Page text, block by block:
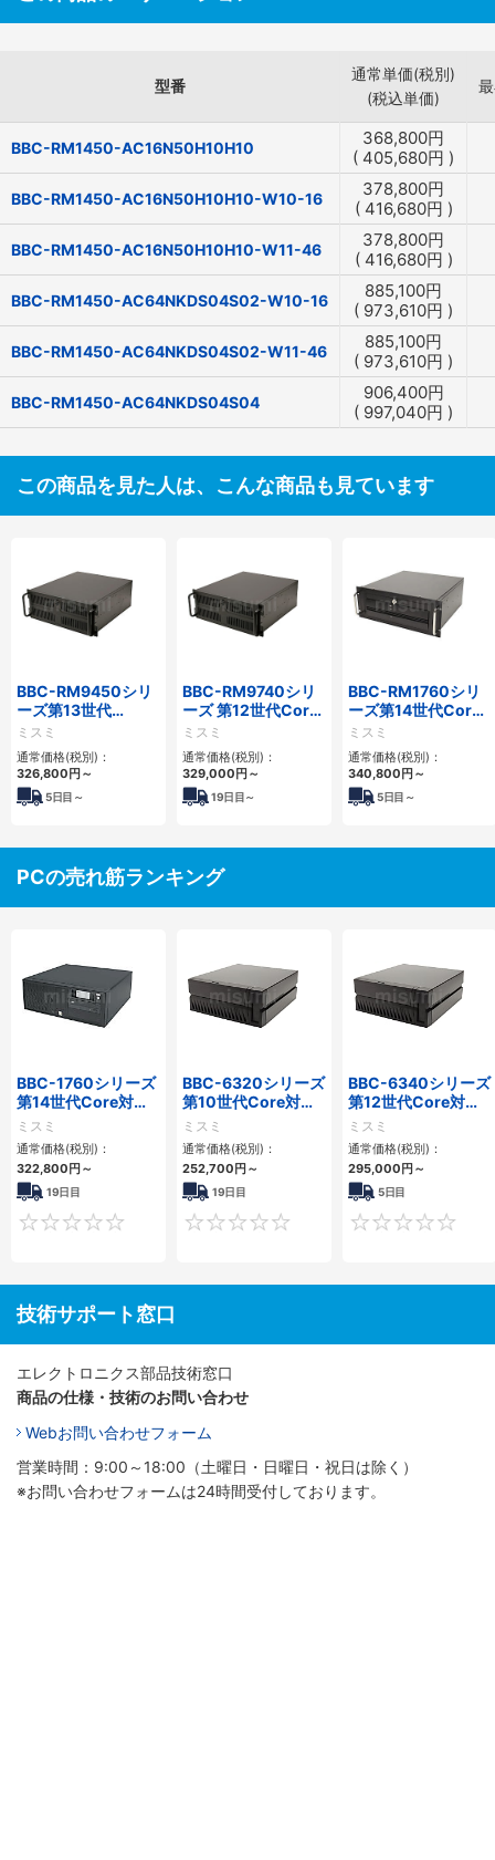
型番
通常単価(税別)
(税込単価)
BBC-RM1450-AC16N50H10H10 368,800円
( 405,680円 )
BBC-RM1450-AC16N50H10H10-W10-16 378,800円
( 416,680円 )
BBC-RM1450-AC16N50H10H10-W11-46 378,800円
( 416,680円 )
BBC-RM1450-AC64NKDS04S02-W10-16 885,100円
( 973,610円 )
BBC-RM1450-AC64NKDS04S02-W11-46 885,100円
( 973,610円 )
BBC-RM1450-AC64NKDS04S04 906,400円
( 997,040円 )
この商品を見た人は、こんな商品も見ています
BBC-RM9450シリ
ーズ第13世代
Core・12世代
Celeron対応ラック
マウント4PCIe
ミスミ
通常価格(税別)：
326,800円～
5日目～
BBC-RM9740シリ
ーズ 第12世代Core
対応ラックマウント
FAPC4PCI・3PCIe
ミスミ
通常価格(税別)：
329,000円～
19日目～
BBC-RM1760シリ
ーズ第14世代Core
対応ラックマウント
3PCIe
ミスミ
通常価格(税別)：
340,800円～
5日目～
PCの売れ筋ランキング
BBC-1760シリーズ
第14世代Core対応
小型フロアマウント
3PCIe
ミスミ
通常価格(税別)：
322,800円～
19日目
0
BBC-6320シリーズ
第10世代Core対応
小型フロアマウント
FAPC 2PCI・2PCIe
ミスミ
通常価格(税別)：
252,700円～
19日目
0
BBC-6340シリーズ
第12世代Core対応
小型フロアマウント
PC2PCI/2PCIe
ミスミ
通常価格(税別)：
295,000円～
5日目
技術サポート窓口
エレクトロニクス部品技術窓口
商品の仕様・技術のお問い合わせ
Webお問い合わせフォーム
営業時間：9:00～18:00（土曜日・日曜日・祝日は除く）
※お問い合わせフォームは24時間受付しております。